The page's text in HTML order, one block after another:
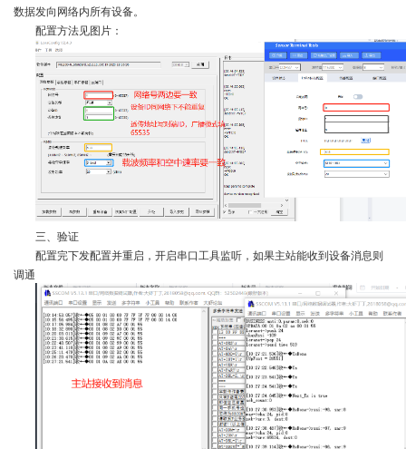
数据发向网络内所有设备。
配置方法见图片：
三、验证
配置完下发配置并重启，开启串口工具监听，如果主站能收到设备消息则
调通